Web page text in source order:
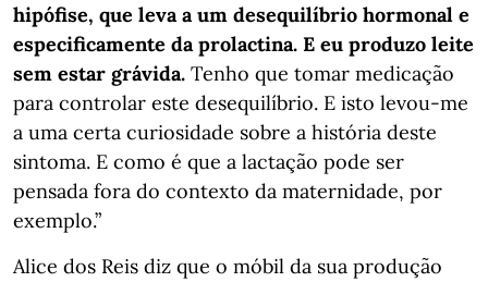
hipófise, que leva a um desequilíbrio hormonal e
especificamente da prolactina. E eu produzo leite
sem estar grávida. Tenho que tomar medicação
para controlar este desequilíbrio. E isto levou-me
a uma certa curiosidade sobre a história deste
sintoma. E como é que a lactação pode ser
pensada fora do contexto da maternidade, por
exemplo.”
Alice dos Reis diz que o móbil da sua produção